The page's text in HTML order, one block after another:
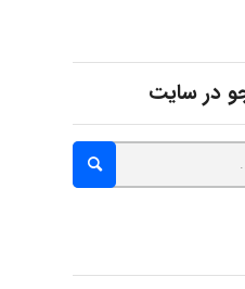
Alirez0990
hosein abdolvand
در سایت